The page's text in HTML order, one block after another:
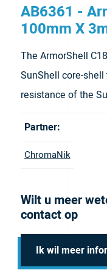
AB6361 -
100mm X
The ArmorShell
SunShell core-
resistance of the
Partner:
ChromaNik
Wilt u meer
contact op
Ik wil meer